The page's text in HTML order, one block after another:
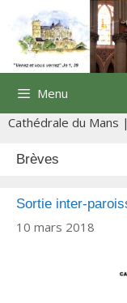
contenu
Menu
Cathédrale du Mans |
Brèves
Sortie inter-
10 mars 2018